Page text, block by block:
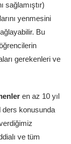
sağlamıştır)
yenmesini
Bu
gerekenleri ve
en az 10 yıl
ders konusunda
ve tüm